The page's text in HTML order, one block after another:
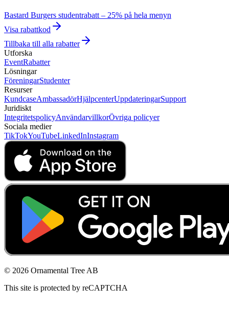
Bastard Burgers studentrabatt – 25% på hela menyn
Visa rabattkod
Tillbaka till alla rabatter
Utforska
EventRabatter
Lösningar
FöreningarStudenter
Resurser
KundcaseAmbassadörHjälpcenterUppdateringarSupport
Juridiskt
IntegritetspolicyAnvändarvillkorÖvriga policyer
Sociala medier
TikTokYouTubeLinkedInInstagram
© 2026 Ornamental Tree AB
This site is protected by reCAPTCHA